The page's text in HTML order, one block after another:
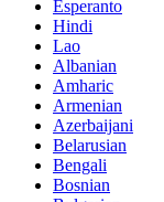
Esperanto
Hindi
Lao
Albanian
Amharic
Armenian
Azerbaijani
Belarusian
Bengali
Bosnian